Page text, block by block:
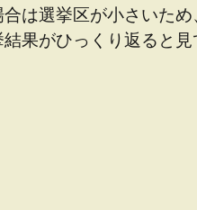
は選挙区が小さいた
果がひっくり返ると見